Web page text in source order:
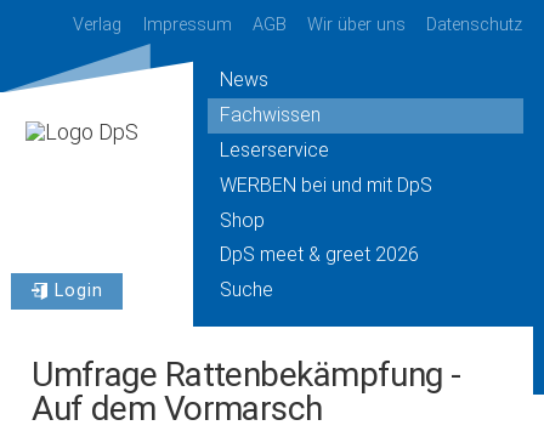
Verlag Impressum AGB Wir über uns Datenschutz
Login
News
Fachwissen
Leserservice
WERBEN bei und mit DpS
Shop
DpS meet & greet 2026
Suche
Umfrage Rattenbekämpfung -
Auf dem Vormarsch